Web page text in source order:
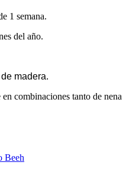
1 semana.
del año.
madera.
combinaciones tanto de nena